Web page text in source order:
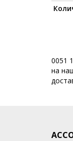
0051
на